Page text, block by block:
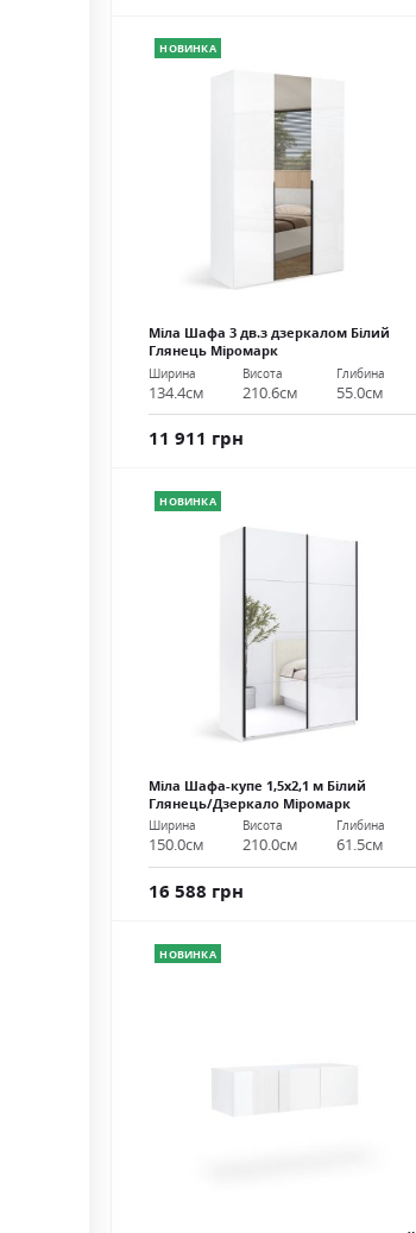
НОВИНКА
Міла Шафа 3 дв.з дзеркалом Білий
Глянець Міромарк
Ширина
134.4см
Висота
210.6см
Глибина
55.0см
11 911 грн
НОВИНКА
Міла Шафа-купе 1,5х2,1 м Білий
Глянець/Дзеркало Міромарк
Ширина
150.0см
Висота
210.0см
Глибина
61.5см
16 588 грн
НОВИНКА